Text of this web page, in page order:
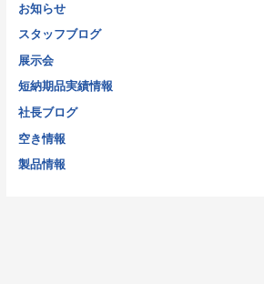
お知らせ
スタッフブログ
展示会
短納期品実績情報
社長ブログ
空き情報
製品情報